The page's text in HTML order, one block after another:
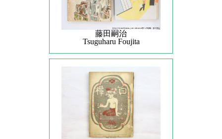
藤田嗣治
Tsuguharu Foujita